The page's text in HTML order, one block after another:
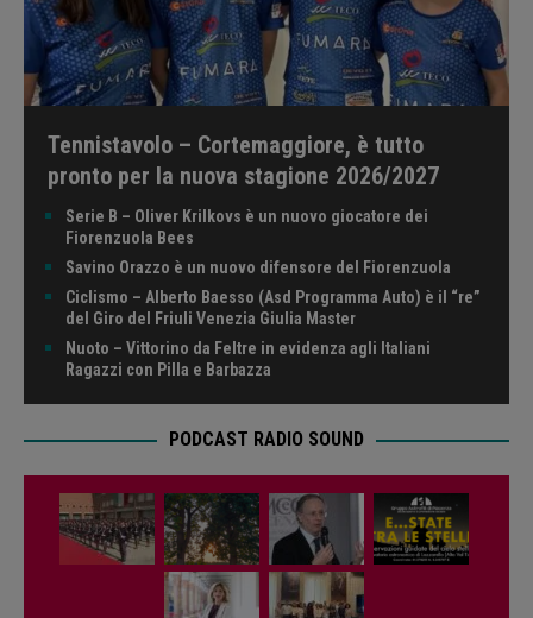
Tennistavolo – Cortemaggiore, è tutto
pronto per la nuova stagione 2026/2027
Serie B – Oliver Krilkovs è un nuovo giocatore dei
Fiorenzuola Bees
Savino Orazzo è un nuovo difensore del Fiorenzuola
Ciclismo – Alberto Baesso (Asd Programma Auto) è il “re”
del Giro del Friuli Venezia Giulia Master
Nuoto – Vittorino da Feltre in evidenza agli Italiani
Ragazzi con Pilla e Barbazza
PODCAST RADIO SOUND